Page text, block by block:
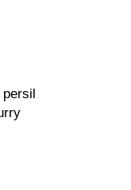
persil